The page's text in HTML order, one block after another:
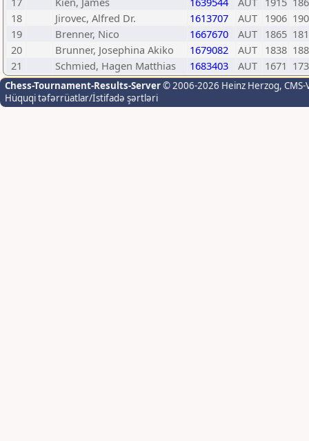
18
Jirovec, Alfred Dr. 1613707 AUT 1906
19
Brenner, Nico 1667670 AUT 1865
20
Brunner, Josephina Akiko 1679082 AUT 1838
21
Schmied, Hagen Matthias 1683403 AUT 1671
Chess-Tournament-Results-Server© 2006-2026 Heinz Herzog,
Hüquqi təfərrüatlar/İstifadə şərtləri